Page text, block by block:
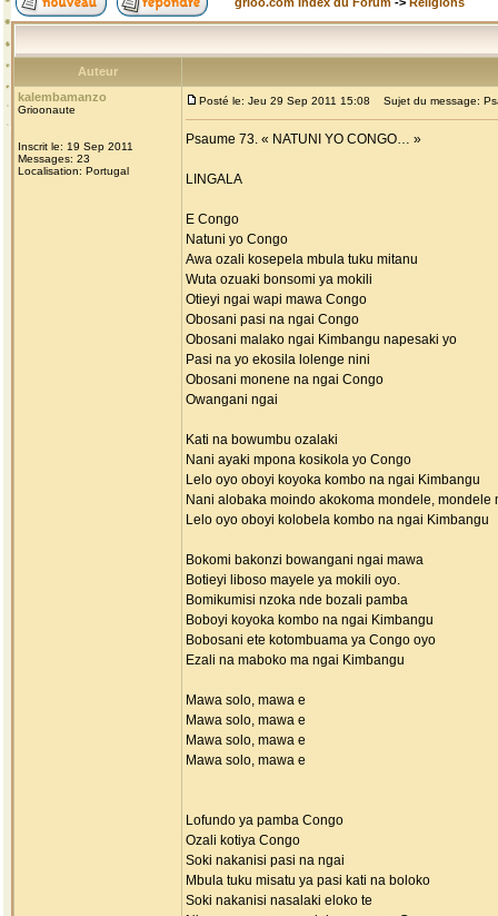
Auteur
kalembamanzo
Grioonaute
Inscrit le: 19 Sep 2011
Messages: 23
Localisation: Portugal
Posté le: Jeu 29 Sep 2011 15:08 Sujet du message:
Psaume 73. « NATUNI YO CONGO… »
LINGALA
E Congo
Natuni yo Congo
Awa ozali kosepela mbula tuku mitanu
Wuta ozuaki bonsomi ya mokili
Otieyi ngai wapi mawa Congo
Obosani pasi na ngai Congo
Obosani malako ngai Kimbangu napesaki yo
Pasi na yo ekosila lolenge nini
Obosani monene na ngai Congo
Owangani ngai
Kati na bowumbu ozalaki
Nani ayaki mpona kosikola yo Congo
Lelo oyo oboyi koyoka kombo na ngai Kimbangu
Nani alobaka moindo akokoma mondele, mondele
Lelo oyo oboyi kolobela kombo na ngai Kimbangu
Bokomi bakonzi bowangani ngai mawa
Botieyi liboso mayele ya mokili oyo.
Bomikumisi nzoka nde bozali pamba
Boboyi koyoka kombo na ngai Kimbangu
Bobosani ete kotombuama ya Congo oyo
Ezali na maboko ma ngai Kimbangu
Mawa solo, mawa e
Mawa solo, mawa e
Mawa solo, mawa e
Mawa solo, mawa e
Lofundo ya pamba Congo
Ozali kotiya Congo
Soki nakanisi pasi na ngai
Mbula tuku misatu ya pasi kati na boloko
Soki nakanisi nasalaki eloko te